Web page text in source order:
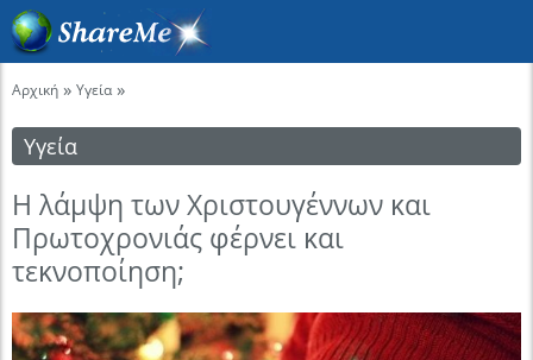
Αρχική » Υγεία »
Υγεία
Η λάμψη των Χριστουγέννων και
Πρωτοχρονιάς φέρνει και
τεκνοποίηση;